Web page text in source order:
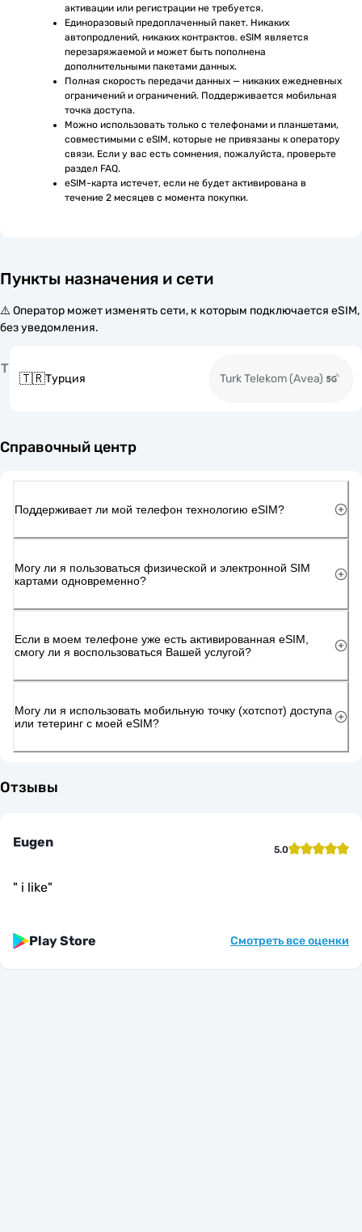
активации или регистрации не требуется.
Единоразовый предоплаченный пакет. Никаких
автопродлений, никаких контрактов. eSIM является
перезаряжаемой и может быть пополнена
дополнительными пакетами данных.
Полная скорость передачи данных — никаких ежедневных
ограничений и ограничений. Поддерживается мобильная
точка доступа.
Можно использовать только с телефонами и планшетами,
совместимыми с eSIM, которые не привязаны к оператору
связи. Если у вас есть сомнения, пожалуйста, проверьте
раздел FAQ.
eSIM-карта истечет, если не будет активирована в
течение 2 месяцев с момента покупки.
Пункты назначения и сети
⚠️ Оператор может изменять сети, к которым подключается eSIM,
без уведомления.
Т
🇹🇷Турция Turk Telekom (Avea)
Справочный центр
Поддерживает ли мой телефон технологию eSIM?
Могу ли я пользоваться физической и электронной SIM
картами одновременно?
Если в моем телефоне уже есть активированная eSIM,
смогу ли я воспользоваться Вашей услугой?
Могу ли я использовать мобильную точку (хотспот) доступа
или тетеринг с моей eSIM?
Отзывы
Eugen 5.0
" i like"
Play Store Смотреть все оценки